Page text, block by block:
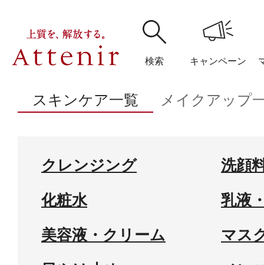
検索 キャンペーン
ブランドサイ
スキンケア一覧 メイクアップ
クレンジング
洗顔
化粧水
乳液
美容液・クリーム
マス